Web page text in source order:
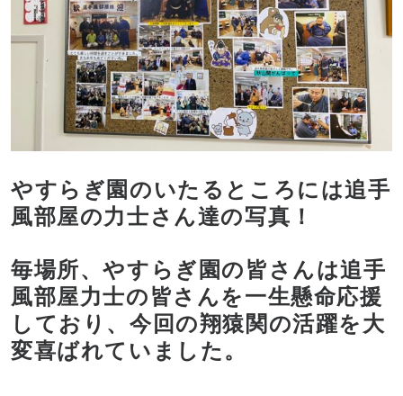
やすらぎ園のいたるところには追手
風部屋の力士さん達の写真！
毎場所、やすらぎ園の皆さんは追手
風部屋力士の皆さんを一生懸命応援
しており、今回の翔猿関の活躍を大
変喜ばれていました。